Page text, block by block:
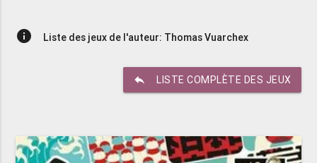
info Liste des jeux de l'auteur: Thomas Vuarchex
reply LISTE COMPLÈTE DES JEUX